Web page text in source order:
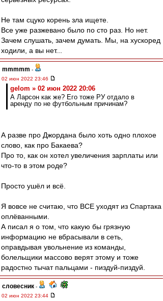
Не там сцуко корень зла ищете.
Все уже разжевано было по сто раз. Но нет.
Зачем слушать, зачем думать. Мы, на хускоред
ходили, а вы нет...
mmmmm -
02 июн 2022 23:46
gelom » 02 июн 2022 20:06
А Ларсон как же? Его тоже РУ отдало в
аренду по не футбольным причинам?
А разве про Джордана было хоть одно плохое
слово, как про Бакаева?
Про то, как он хотел увеличения зарплаты или
что-то в этом роде?
Просто ушёл и всё.
Я вовсе не считаю, что ВСЕ уходят из Спартака
оплёванными.
А писал я о том, что какую бы грязную
информацию не вбрасывали в сеть,
оправдывая увольнение из команды,
болельщики массово верят этому и тоже
радостно тычат пальцами - пиздуй-пиздуй.
словесник -
02 июн 2022 23:44